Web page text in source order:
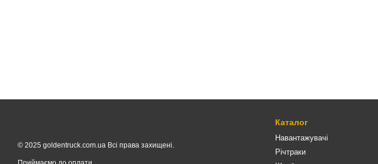
© 2025 goldentruck.com.ua Всі права захищені.
Каталог
Навантажувачі
Річтраки